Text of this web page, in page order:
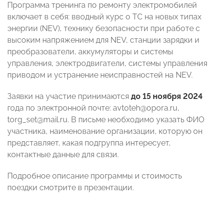
Программа тренинга по ремонту электромобилей
включает в себя: вводный курс о ТС на новых типах
энергии (NEV), технику безопасности при работе с
высоким напряжением для NEV, станции зарядки и
преобразователи, аккумуляторы и системы
управления, электродвигатели, системы управления
приводом и устранение неисправностей на NEV.
Заявки на участие принимаются до 15 ноября 2024
года по электронной почте: avtoteh@opora.ru,
torg_set@mail.ru. В письме необходимо указать ФИО
участника, наименование организации, которую он
представляет, какая подгруппа интересует,
контактные данные для связи.
Подробное описание программы и стоимость
поездки смотрите в презентации.